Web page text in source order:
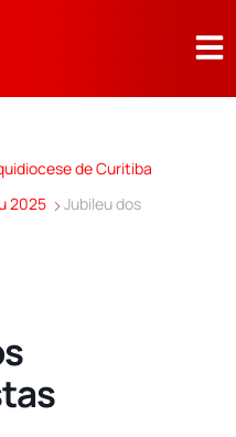
de Curitiba
2025
Jubileu dos